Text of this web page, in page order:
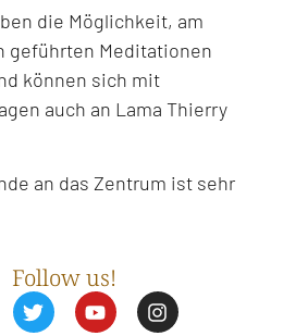
die Möglichkeit, am
geführten Meditationen
können sich mit
auch an Lama Thierry
an das Zentrum ist sehr
Follow us!
T
w
Y
o
I
n